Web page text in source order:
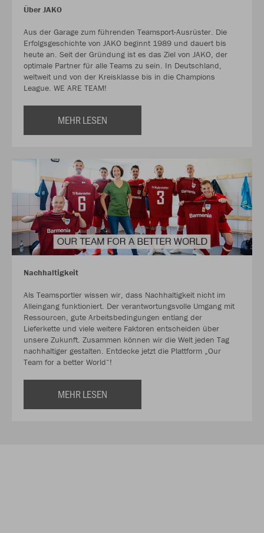
Über JAKO
Aus der Garage zum führenden Teamsport-Ausrüster. Die
Erfolgsgeschichte von JAKO beginnt 1989 und dauert bis
heute an. Seit der Gründung ist es das Ziel von JAKO, der
optimale Partner für alle Teams zu sein. In Deutschland,
weltweit und von der Kreisklasse bis in die Champions
League. WE ARE TEAM!
MEHR LESEN
Nachhaltigkeit
Als Teamsportler wissen wir, dass Nachhaltigkeit nicht im
Alleingang funktioniert. Der verantwortungsvolle Umgang mit
Ressourcen, gute Arbeitsbedingungen entlang der
Lieferkette und viele weitere Faktoren entscheiden über
unsere Zukunft. Zusammen können wir die Welt jeden Tag
nachhaltiger gestalten. Entdecke jetzt die Plattform „Our
Team for a better World“!
MEHR LESEN